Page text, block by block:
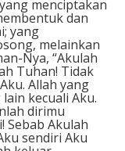
menciptakan
dan
yang
melainkan
Nya, “Akulah
Tuhan! Tidak
Allah yang
kecuali Aku.
dirimu
Sebab Akulah
sendiri Aku